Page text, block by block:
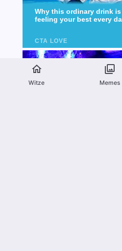
Witze Memes